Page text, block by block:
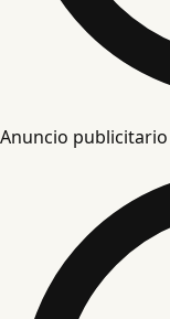
Anuncio publicitario